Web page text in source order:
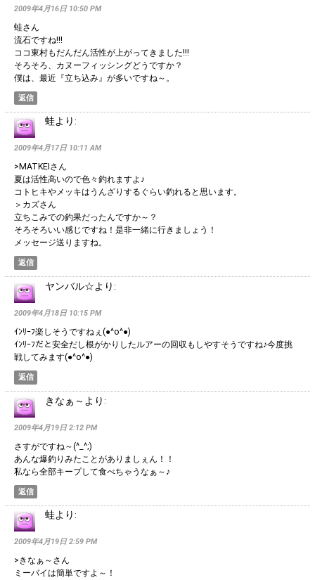
2009年4月16日 10:50 PM
蛙さん
流石ですね!!!
ココ東村もだんだん活性が上がってきました!!!
そろそろ、カヌーフィッシングどうですか？
僕は、最近『立ち込み』が多いですね～。
返信
蛙より:
2009年4月17日 10:11 AM
>MATKEIさん
夏は活性高いので色々釣れますよ♪
コトヒキやメッキはうんざりするぐらい釣れると思います。
＞カズさん
立ちこみでの釣果だったんですか～？
そろそろいい感じですね！是非一緒に行きましょう！
メッセージ送りますね。
返信
ヤンバル☆より:
2009年4月18日 10:15 PM
ｲﾝﾘｰﾌ楽しそうですねぇ(●^o^●)
ｲﾝﾘｰﾌだと安全だし根がかりしたルアーの回収もしやすそうですね♪今度挑
戦してみます(●^o^●)
返信
きなぁ～ より:
2009年4月19日 2:12 PM
さすがですね～(^_^;)
あんな爆釣りみたことがありましぇん！！
私なら全部キープして食べちゃうなぁ～♪
返信
蛙より:
2009年4月19日 2:59 PM
>きなぁ～さん
ミーバイは簡単ですよ～！